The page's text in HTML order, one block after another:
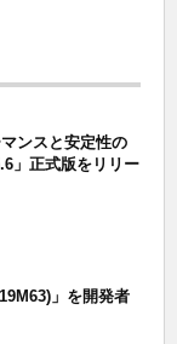
ンスと安定性の
」正式版をリリー
」を開発者